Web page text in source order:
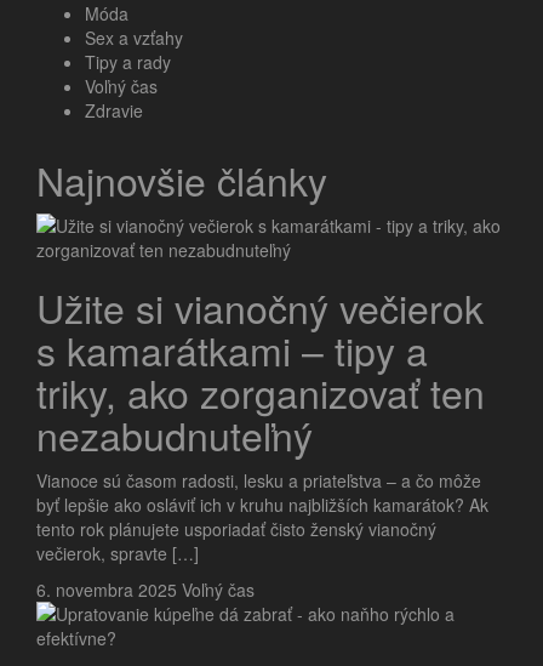
Móda
Sex a vzťahy
Tipy a rady
Voľný čas
Zdravie
Najnovšie články
Užite si vianočný večierok
s kamarátkami – tipy a
triky, ako zorganizovať ten
nezabudnuteľný
Vianoce sú časom radosti, lesku a priateľstva – a čo môže
byť lepšie ako osláviť ich v kruhu najbližších kamarátok? Ak
tento rok plánujete usporiadať čisto ženský vianočný
večierok, spravte […]
6. novembra 2025 Voľný čas